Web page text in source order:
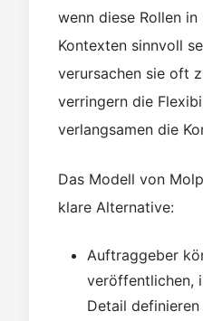
wenn diese Rollen
Kontexten sinnvoll
verursachen sie oft
verringern die
verlangsamen die
Das Modell von
klare Alternative:
Auftraggeber
veröffentlichen,
Detail